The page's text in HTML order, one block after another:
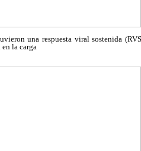
una respuesta viral sostenida
la carga